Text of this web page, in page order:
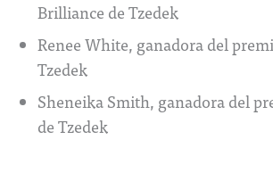
Brilliance de Tzedek
Renee White, ganadora del
Tzedek
Sheneika Smith, ganadora del
de Tzedek